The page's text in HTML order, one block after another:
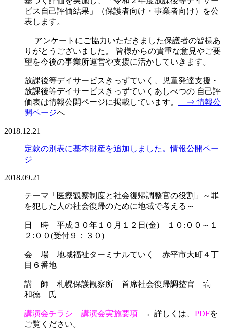
ビス自己評価結果」（保護者向け・事業者向け）を公
表します。
アンケートにご協力いただきました保護者の皆様あ
りがとうございました。 皆様からの貴重な意見やご要
望を今後の事業所運営や支援に活かしていきます。
放課後等デイサービスきっずていく、児童発達支援・
放課後等デイサービスきっずていくあしべつの 自己評
価表は情報公開ページに掲載しています。
⇒ 情報公
開ページへ
2018.12.21
定款の別表に基本財産を追加しました。情報公開ペー
ジ
2018.09.21
テーマ「医療観察制度と社会復帰調整官の役割」～罪
を犯した人の社会復帰のために地域で考える～
日 時 平成３０年１０月１２日(金) １０:００～１
２:００(受付９：３０)
会 場 地域福祉ターミナルていく 赤平市大町４丁
目６番地
講 師 札幌保護観察所 首席社会復帰調整官 塙
和徳 氏
講演会チラシ 講演会実施要項 ←詳しくは、 PDFを
ご覧ください。